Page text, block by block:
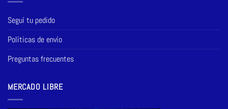
Seguí tu pedido
Políticas de envío
Preguntas frecuentes
MERCADO LIBRE